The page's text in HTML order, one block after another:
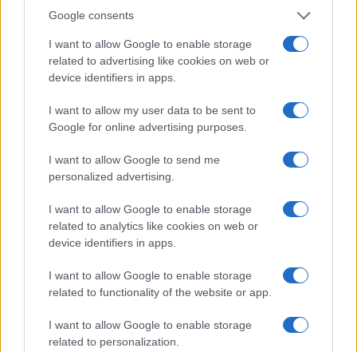
Google consents
I want to allow Google to enable storage
related to advertising like cookies on web or
device identifiers in apps.
I want to allow my user data to be sent to
Google for online advertising purposes.
I want to allow Google to send me
personalized advertising.
I want to allow Google to enable storage
related to analytics like cookies on web or
device identifiers in apps.
I want to allow Google to enable storage
related to functionality of the website or app.
I want to allow Google to enable storage
related to personalization.
questo viaggio. Condividi questa informazione con
chi potrebbe averne bisogno, perché insieme è più
facile affrontare le sfide! 💪✨
AUTORE
Staff